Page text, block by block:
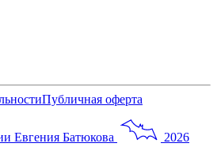
Публичная оферта
Евгения Батюкова
2026